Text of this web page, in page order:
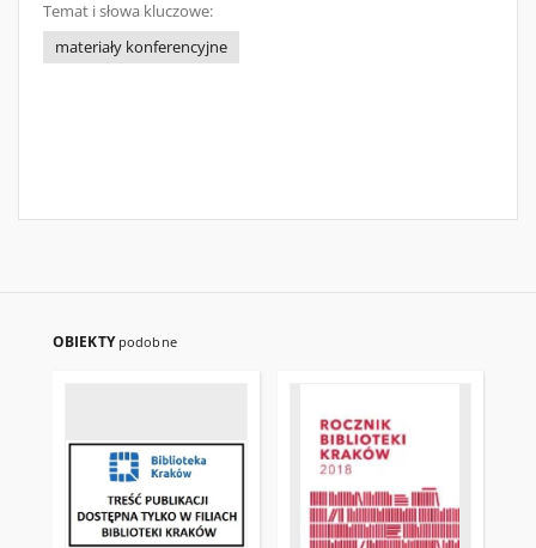
Temat i słowa kluczowe:
materiały konferencyjne
OBIEKTY podobne